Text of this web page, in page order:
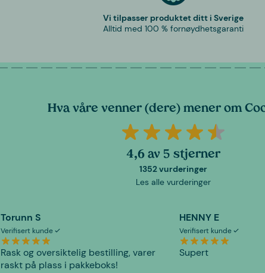
Vi tilpasser produktet ditt i Sverige
Alltid med 100 % fornøydhetsgaranti
Hva våre venner (dere) mener om
4,6 av 5 stjerner
1352 vurderinger
Les alle vurderinger
Torunn S
Verifisert kunde
Rask og oversiktelig bestilling, varer
raskt på plass i pakkeboks!
HENNY E
Verifisert kunde
Supert